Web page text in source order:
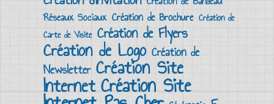
Réseaux Sociaux Création de Brochure Création de
Carte de Visite Création de Flyers
Création de Logo Création de
Newsletter Création Site
InternetCréation Site